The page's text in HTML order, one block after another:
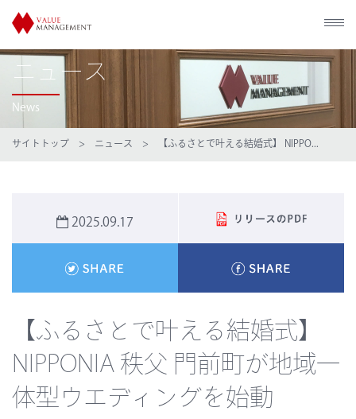
ニュース
News
サイトトップ > ニュース > 【ふるさとで叶える結婚式】 NIPPO...
2025.09.17
【ふるさとで叶える結婚式】
NIPPONIA 秩父 門前町が地域一
体型ウエディングを始動